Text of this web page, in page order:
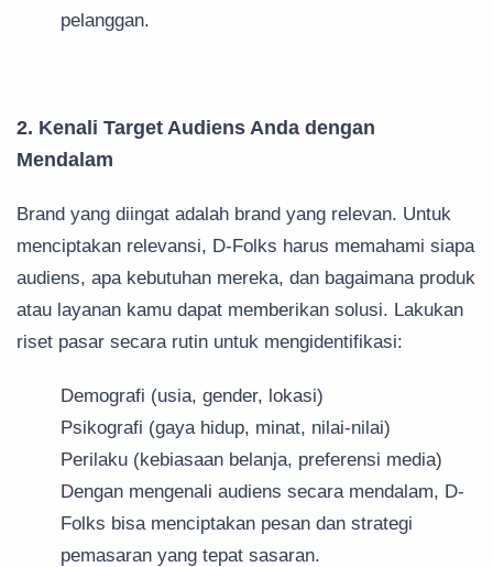
pelanggan.
2. Kenali Target Audiens Anda dengan
Mendalam
Brand yang diingat adalah brand yang relevan. Untuk
menciptakan relevansi, D-Folks harus memahami siapa
audiens, apa kebutuhan mereka, dan bagaimana produk
atau layanan kamu dapat memberikan solusi. Lakukan
riset pasar secara rutin untuk mengidentifikasi:
Demografi (usia, gender, lokasi)
Psikografi (gaya hidup, minat, nilai-nilai)
Perilaku (kebiasaan belanja, preferensi media)
Dengan mengenali audiens secara mendalam, D-
Folks bisa menciptakan pesan dan strategi
pemasaran yang tepat sasaran.